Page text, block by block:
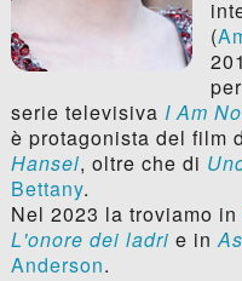
(
serie televisiva I Am
è protagonista del film
Hansel, oltre che di
Bettany.
Nel 2023 la troviamo in
L'onore dei ladri e in
Anderson.